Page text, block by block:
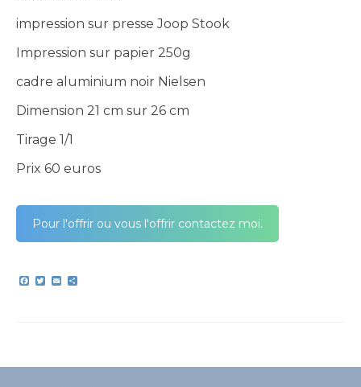
impression sur presse Joop Stook
Impression sur papier 250g
cadre aluminium noir Nielsen
Dimension 21 cm sur 26 cm
Tirage 1/1
Prix 60 euros
Pour l'offrir ou vous l'offrir contactez moi.
Facebook
Twitter
Email